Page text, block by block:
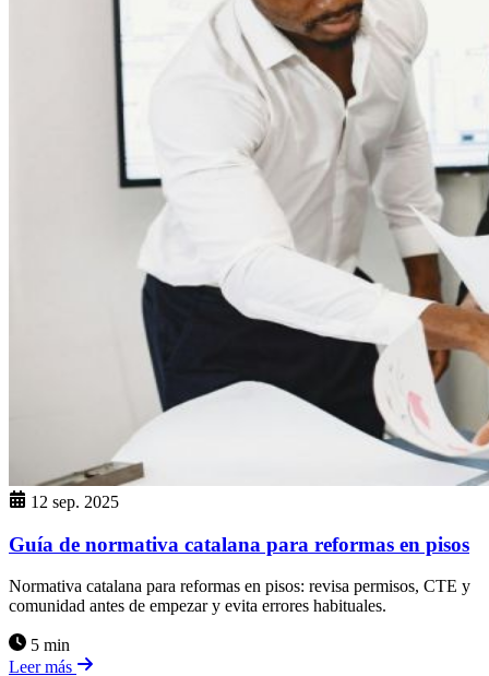
12 sep. 2025
Guía de normativa catalana para reformas en pisos
Normativa catalana para reformas en pisos: revisa permisos, CTE y
comunidad antes de empezar y evita errores habituales.
5 min
Leer más